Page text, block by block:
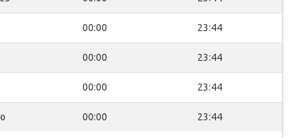
00:00 23:44
00:00 23:44
00:00 23:44
00:00 23:44